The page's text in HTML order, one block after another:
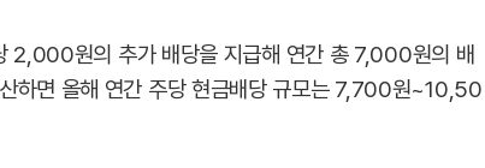
2,000원의 추가 배당을 지급해 연간 총 7,000원의 배
하면 올해 연간 주당 현금배당 규모는 7,700원~10,50